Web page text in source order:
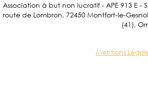
Association à but non lucratif - APE 913 E -
route de Lombron, 72450 Montfort-le-
(41),
Mentions